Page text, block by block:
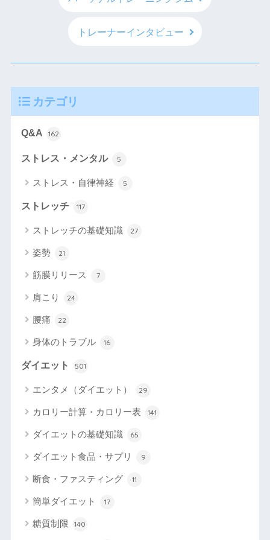
トレーナーインタビュー
カテゴリ
Q&A 162
ストレス・メンタル 5
ストレス・自律神経 5
ストレッチ 117
ストレッチの基礎知識 27
姿勢 21
筋膜リリース 7
肩こり 24
腰痛 22
身体のトラブル 16
ダイエット 501
エンタメ（ダイエット） 29
カロリー計算・カロリー表 141
ダイエットの基礎知識 65
ダイエット食品・サプリ 9
断食・ファスティング 11
簡単ダイエット 17
糖質制限 140